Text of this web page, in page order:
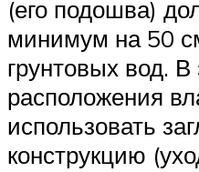
(его подошва)
минимум на 50
грунтовых вод.
расположения
использовать
конструкцию